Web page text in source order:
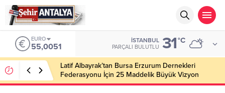
EURO
55,0051
İSTANBUL
PARÇALI BULUTLU 31°C
Latif Albayrak’tan Bursa Erzurum Dernekleri
Federasyonu İçin 25 Maddelik Büyük Vizyon